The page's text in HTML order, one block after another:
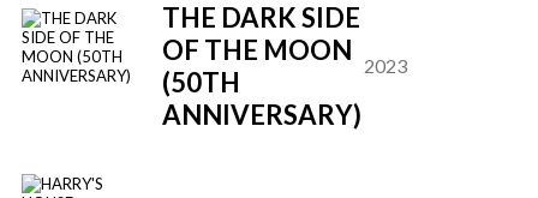
THE DARK SIDE
OF THE MOON
(50TH
ANNIVERSARY)
2023